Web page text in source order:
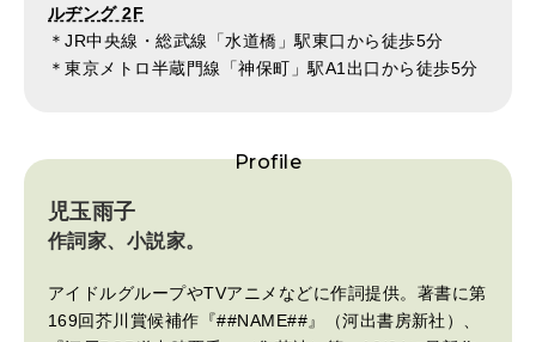
ルヂング 2F
＊JR中央線・総武線「水道橋」駅東口から徒歩5分
＊東京メトロ半蔵門線「神保町」駅A1出口から徒歩5分
Profile
児玉雨子
作詞家、小説家。
アイドルグループやTVアニメなどに作詞提供。著書に第
169回芥川賞候補作『##NAME##』（河出書房新社）、